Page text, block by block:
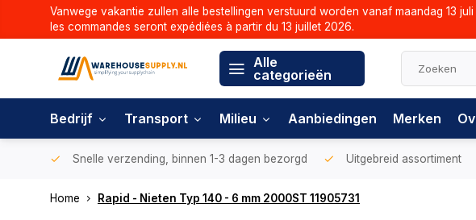
Vanwege vakantie zullen alle bestellingen verstuurd worden vanaf maandag 13
les commandes seront expédiées à partir du 13 juillet 2026.
Alle
categorieën
Bedrijf Transport Milieu Aanbiedingen Merken
Snelle verzending, binnen 1-3 dagen bezorgd Uitgebreid assortiment
Home Rapid - Nieten Typ 140 - 6 mm 2000ST 11905731